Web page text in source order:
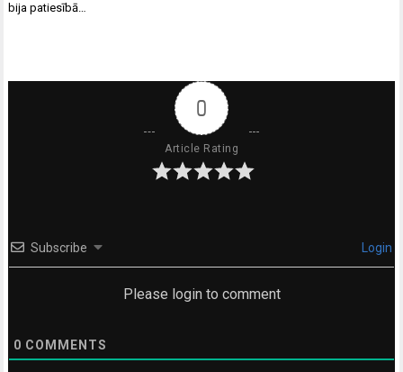
bija patiesībā…
0
Article Rating
Subscribe Login
Please login to comment
0 COMMENTS